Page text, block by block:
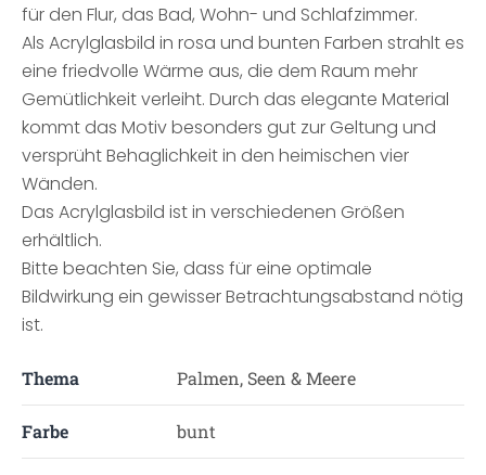
für den Flur, das Bad, Wohn- und Schlafzimmer.
Als Acrylglasbild in rosa und bunten Farben strahlt es
eine friedvolle Wärme aus, die dem Raum mehr
Gemütlichkeit verleiht. Durch das elegante Material
kommt das Motiv besonders gut zur Geltung und
versprüht Behaglichkeit in den heimischen vier
Wänden.
Das Acrylglasbild ist in verschiedenen Größen
erhältlich.
Bitte beachten Sie, dass für eine optimale
Bildwirkung ein gewisser Betrachtungsabstand nötig
ist.
Thema Palmen, Seen & Meere
Farbe bunt